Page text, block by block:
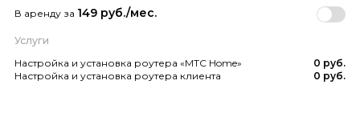
В аренду за 149 руб./мес.
Услуги
Настройка и установка роутера «МТС Home»
0 руб.
Настройка и установка роутера клиента
0 руб.